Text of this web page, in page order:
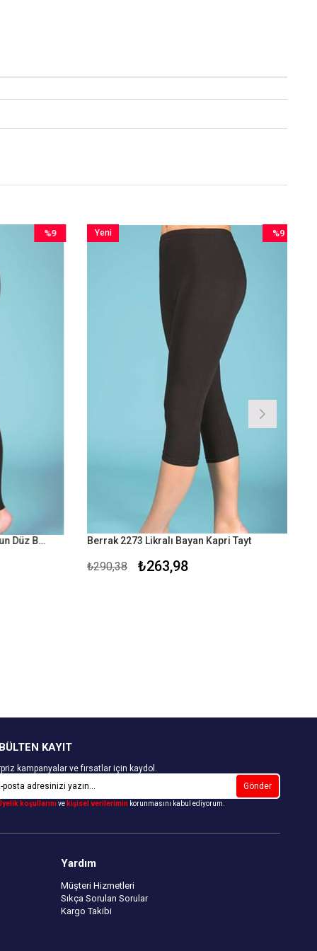
Berrak 2135 Likralı Süprem Uzun Düz Bayan Penye Tayt
%9
Berrak 2273 Likralı Bayan Kapri Tayt
₺263,98
₺290,38
%9
Yeni
KAYIT
kampanyalar ve fırsatlar için kaydol.
Gönder
koşullarınıve kişisel verileriminkorunmasını kabul ediyorum.
Yardım
Müşteri Hizmetleri
Sıkça Sorulan Sorular
Kargo Takibi